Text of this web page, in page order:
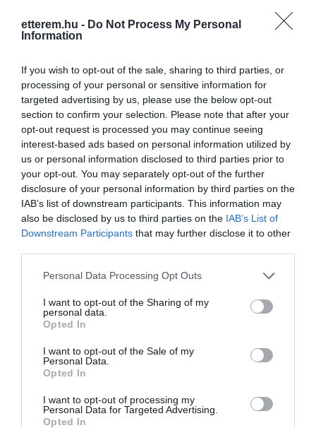
etterem.hu - Do Not Process My Personal
Information
If you wish to opt-out of the sale, sharing to third parties, or
processing of your personal or sensitive information for
targeted advertising by us, please use the below opt-out
section to confirm your selection. Please note that after your
opt-out request is processed you may continue seeing
interest-based ads based on personal information utilized by
us or personal information disclosed to third parties prior to
your opt-out. You may separately opt-out of the further
disclosure of your personal information by third parties on the
IAB’s list of downstream participants. This information may
also be disclosed by us to third parties on the IAB’s List of
Downstream Participants that may further disclose it to other
Please note that this website/app uses one or more Google
not limited to your visit or usage behaviour. You may click to
grant or deny consent to Google and its third-party tags to
use your data for below specified purposes in below Google
consent section.
Personal Data Processing Opt Outs
I want to opt-out of the Sharing of my
personal data.
Opted In
I want to opt-out of the Sale of my
Personal Data.
Opted In
I want to opt-out of processing my
Personal Data for Targeted Advertising.
Opted In
támogatja a hozzá forduló programokat,
művészeket. Filmklubok, alternatív
minden este a legjobb klubestek és a
méltán híres pizza szeletünk a
főszereplő.
A szomszédos udvaron lévő Fogas
Kerttel kiegészülve macskaköves, fás
udvaron, a csillagos ég alatt várunk házi
limonádéval és friss grill ételekkel.
Kapcsolat
1073 Budapest, Akácfa utca 51.
+36 70 638 5040
info@fogashaz.hu
www.fogashaz.hu
www.fb.com/fogashaz